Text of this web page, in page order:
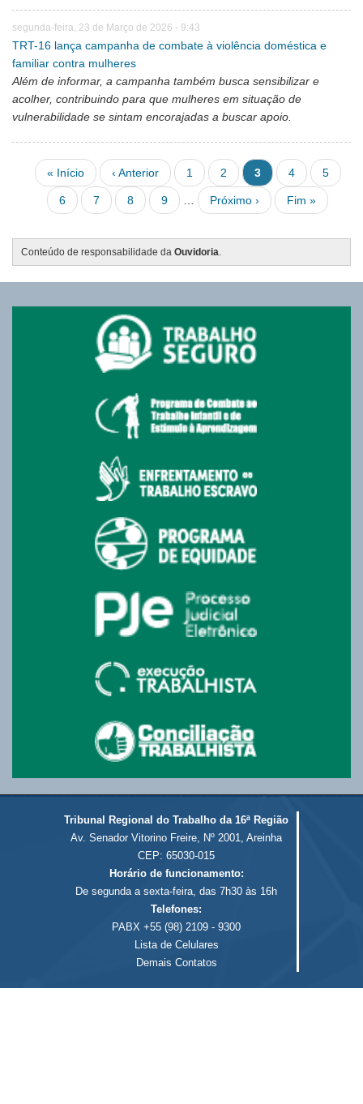
segunda-feira, 23 de Março de 2026 - 9:43
TRT-16 lança campanha de combate à violência doméstica e
familiar contra mulheres
Além de informar, a campanha também busca sensibilizar e
acolher, contribuindo para que mulheres em situação de
vulnerabilidade se sintam encorajadas a buscar apoio.
PaginationFirst page
« Início Previous page
‹ Anterior Página
1 Página
2 Página atual
3 Página
4 Página
5
Página
6 Página
7 Página
8 Página
9 Next page
Próximo › Last page
Fim »
Conteúdo de responsabilidade da Ouvidoria.
Tribunal Regional do Trabalho da 16ª Região
Av. Senador Vitorino Freire, Nº 2001, Areinha
CEP: 65030-015
Horário de funcionamento:
De segunda a sexta-feira, das 7h30 às 16h
Telefones:
PABX +55 (98) 2109 - 9300
Lista de Celulares
Demais Contatos